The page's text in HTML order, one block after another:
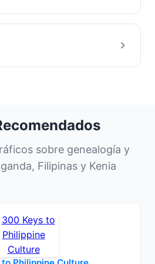
sobre genealogía y
Filipinas y Kenia